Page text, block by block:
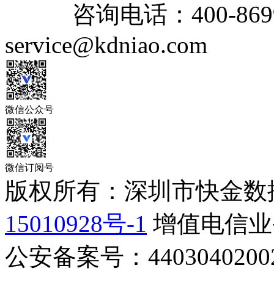
咨询电话： 400-
service@kdniao.com
微信公众号
微信订阅号
版权所有：深圳市快金
15010928号-1 增值电信
公安备案号：